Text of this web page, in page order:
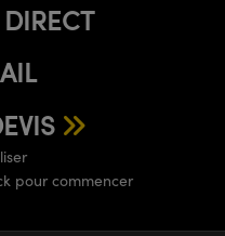
pour commencer